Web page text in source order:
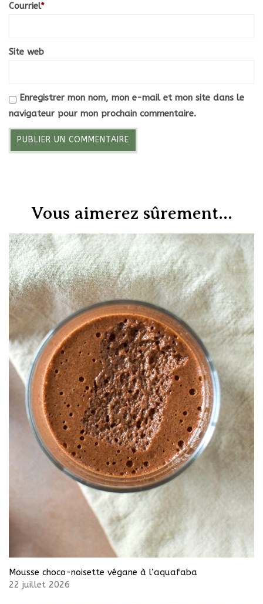
Courriel*
Site web
Enregistrer mon nom, mon e-mail et mon site dans le
navigateur pour mon prochain commentaire.
Vous aimerez sûrement...
Mousse choco-noisette végane à l’aquafaba
22 juillet 2026